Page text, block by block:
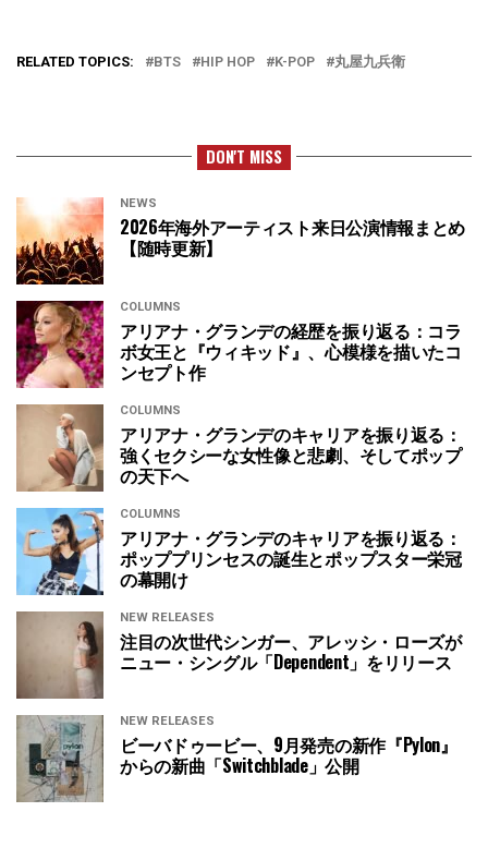
RELATED TOPICS: BTS HIP HOP K-POP 丸屋九兵衛
DON'T MISS
NEWS
2026年海外アーティスト来日公演情報まとめ
【随時更新】
COLUMNS
アリアナ・グランデの経歴を振り返る：コラ
ボ女王と『ウィキッド』、心模様を描いたコ
ンセプト作
COLUMNS
アリアナ・グランデのキャリアを振り返る：
強くセクシーな女性像と悲劇、そしてポップ
の天下へ
COLUMNS
アリアナ・グランデのキャリアを振り返る：
ポッププリンセスの誕生とポップスター栄冠
の幕開け
NEW RELEASES
注目の次世代シンガー、アレッシ・ローズが
ニュー・シングル「Dependent」をリリース
NEW RELEASES
ビーバドゥービー、9月発売の新作『Pylon』
からの新曲「Switchblade」公開